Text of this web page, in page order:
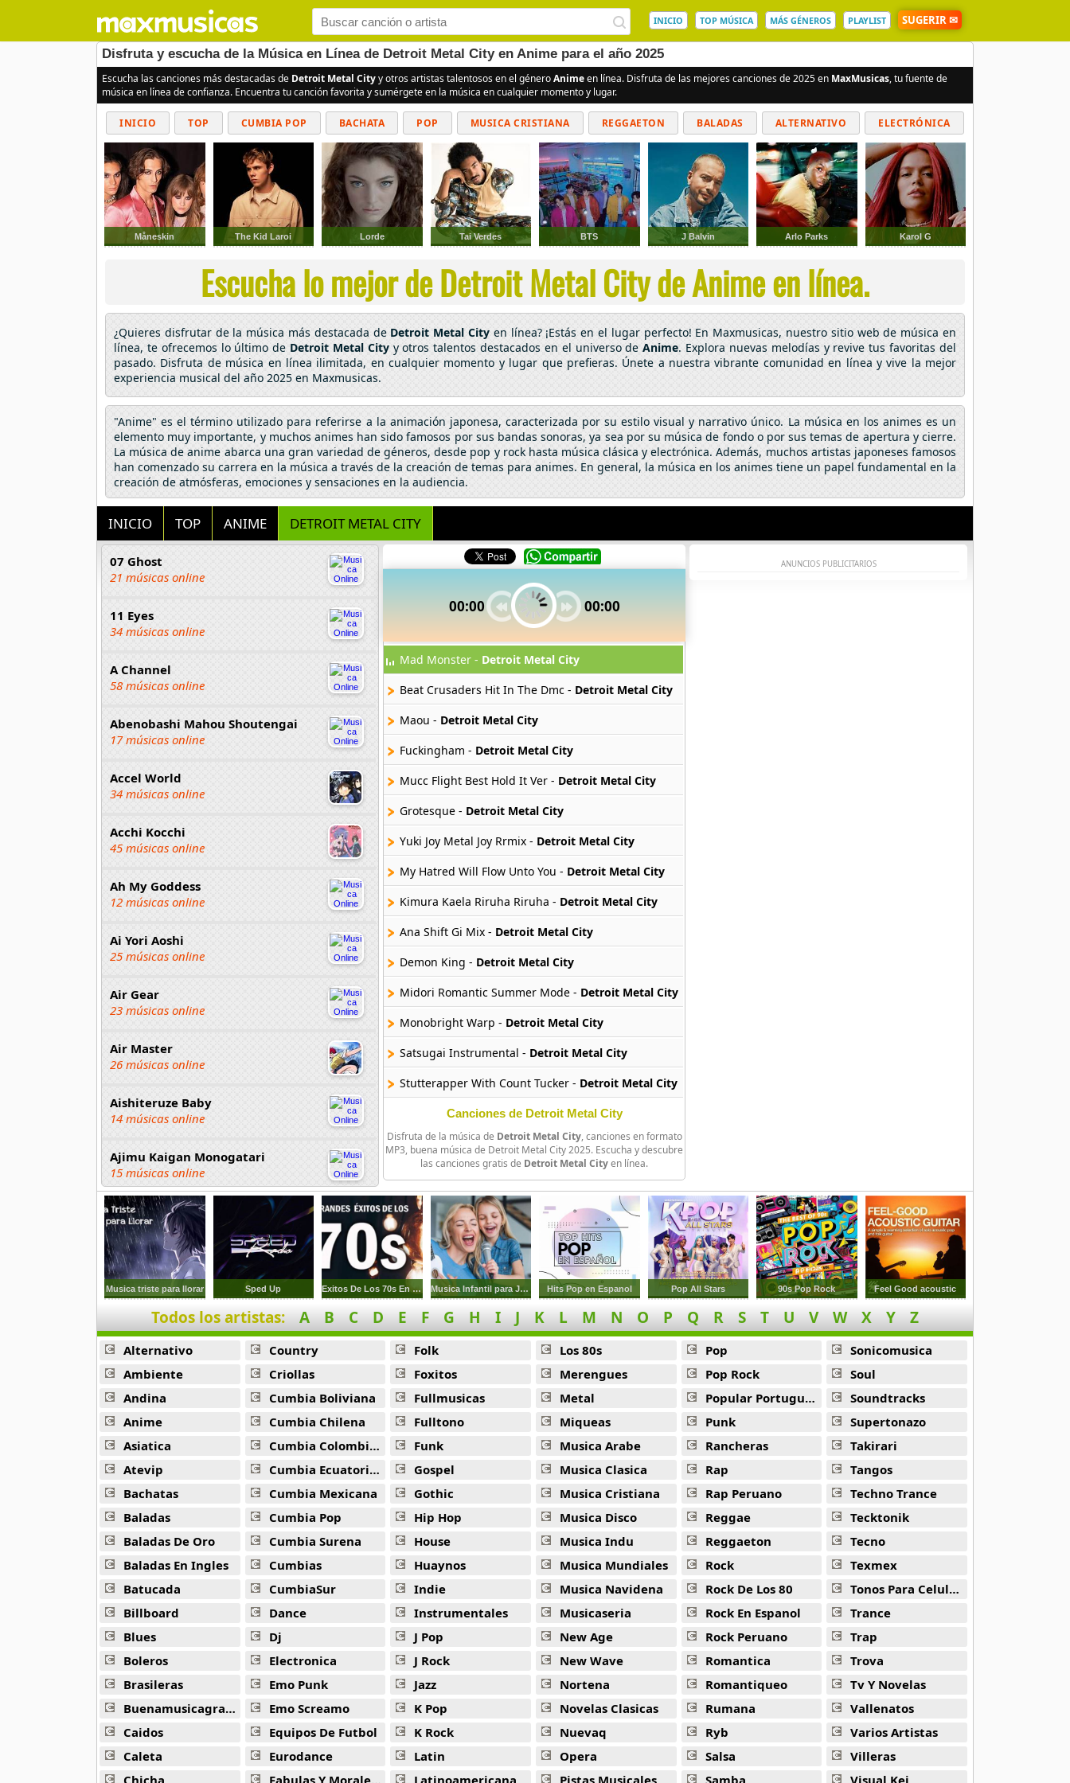
INICIO TOP MÚSICA MÁS GÉNEROS PLAYLIST SUGERIR ✉
Disfruta y escucha de la Música en Línea de Detroit Metal City en Anime para el año 2025
Escucha las canciones más destacadas de Detroit Metal Cityy otros artistas talentosos en el géneroAnimeen línea. Disfruta de las mejores canciones de 2025 en MaxMusicas, tu fuente de
música en línea de confianza. Encuentra tu canción favorita y sumérgete en la música en cualquier momento y lugar.
INICIO TOP CUMBIA POP BACHATA POP MUSICA CRISTIANA REGGAETON BALADAS ALTERNATIVO ELECTRÓNICA
CUMBIAS
Måneskin The Kid Laroi Lorde Tai Verdes BTS J Balvin Arlo Parks Karol G
Escucha lo mejor de Detroit Metal City de Anime en línea.
¿Quieres disfrutar de la música más destacada de Detroit Metal City en línea? ¡Estás en el lugar perfecto! En Maxmusicas, nuestro sitio web de música en
línea, te ofrecemos lo último de Detroit Metal Cityy otros talentos destacados en el universo deAnime. Explora nuevas melodías y revive tus favoritas del
pasado. Disfruta de música en línea ilimitada, en cualquier momento y lugar que prefieras. Únete a nuestra vibrante comunidad en línea y vive la mejor
experiencia musical del año 2025 en Maxmusicas.
"Anime" es el término utilizado para referirse a la animación japonesa, caracterizada por su estilo visual y narrativo único. La música en los animes es un
elemento muy importante, y muchos animes han sido famosos por sus bandas sonoras, ya sea por su música de fondo o por sus temas de apertura y cierre.
La música de anime abarca una gran variedad de géneros, desde pop y rock hasta música clásica y electrónica. Además, muchos artistas japoneses famosos
han comenzado su carrera en la música a través de la creación de temas para animes. En general, la música en los animes tiene un papel fundamental en la
creación de atmósferas, emociones y sensaciones en la audiencia.
INICIO TOP ANIME DETROIT METAL CITY
07 Ghost
21 músicas online
11 Eyes
34 músicas online
A Channel
58 músicas online
Abenobashi Mahou Shoutengai
17 músicas online
Accel World
34 músicas online
Acchi Kocchi
45 músicas online
Ah My Goddess
12 músicas online
Ai Yori Aoshi
25 músicas online
Air Gear
23 músicas online
Air Master
26 músicas online
Aishiteruze Baby
14 músicas online
Ajimu Kaigan Monogatari
15 músicas online
Akahori Gedou Hour Rabuge
29 músicas online
Akane Iro Ni Samoru Saka
26 músicas online
Akb0048
6 músicas online
Akikan
15 músicas online
Alejandro Arnais
3 músicas online
Amaenaideyo
26 músicas online
Amagami Ss
50 músicas online
Amatsuki
20 músicas online
Angel Beats
39 músicas online
36 músicas online
Angel Sanctuary
00:00 00:00
Mad Monster - Detroit Metal City
Beat Crusaders Hit In The Dmc - Detroit Metal City
Maou - Detroit Metal City
Fuckingham - Detroit Metal City
Mucc Flight Best Hold It Ver - Detroit Metal City
Grotesque - Detroit Metal City
Yuki Joy Metal Joy Rrmix - Detroit Metal City
My Hatred Will Flow Unto You - Detroit Metal City
Kimura Kaela Riruha Riruha - Detroit Metal City
Ana Shift Gi Mix - Detroit Metal City
Demon King - Detroit Metal City
Midori Romantic Summer Mode - Detroit Metal City
Monobright Warp - Detroit Metal City
Satsugai Instrumental - Detroit Metal City
Stutterapper With Count Tucker - Detroit Metal City
Deathpenis -Detroit Metal City
Kahimi Karie Le Cheval Blanc -Detroit Metal City
King Ghidora Heisei Restoration -
Detroit Metal City
Raspberry Kiss -Detroit Metal City
Sally My Love -Detroit Metal City
Thrash Killer -Detroit Metal City
Tommy February -Detroit Metal City
Wagdug Futuristic Unity -Detroit Metal City
Walk Home -
Detroit Metal City
Detroit Metal City
Satsugai -
Detroit Metal City
Canciones de Detroit Metal City
Disfruta de la música de Detroit Metal City, canciones en formato
MP3, buena música de Detroit Metal City 2025. Escucha y descubre
las canciones gratis de Detroit Metal Cityen línea.
ANUNCIOS PUBLICITARIOS
Musica triste para llorar Sped Up Exitos De Los 70s En Ingles Musica Infantil para Jugar y Cantar Hits Pop en Espanol Pop All Stars 90s Pop Rock Feel Good acoustic
Todos los artistas: A B C D E F G H I J K L M N O P Q R S T U V W X Y Z
Alternativo
Ambiente
Andina
Anime
Asiatica
Atevip
Bachatas
Baladas
Baladas De Oro
Baladas En Ingles
Batucada
Billboard
Blues
Boleros
Brasileras
Buenamusicagratis
Caidos
Caleta
Chicha
Country
Criollas
Cumbia Boliviana
Cumbia Chilena
Cumbia Colombiana
Cumbia Ecuatoriana
Cumbia Mexicana
Cumbia Pop
Cumbia Surena
Cumbias
CumbiaSur
Dance
Dj
Electronica
Emo Punk
Emo Screamo
Equipos De Futbol
Eurodance
Fabulas Y Moralejas
Folk
Foxitos
Fullmusicas
Fulltono
Funk
Gospel
Gothic
Hip Hop
House
Huaynos
Indie
Instrumentales
J Pop
J Rock
Jazz
K Pop
K Rock
Latin
Latinoamericana
Los 80s
Merengues
Metal
Miqueas
Musica Arabe
Musica Clasica
Musica Cristiana
Musica Disco
Musica Indu
Musica Mundiales
Musica Navidena
Musicaseria
New Age
New Wave
Nortena
Novelas Clasicas
Nuevaq
Opera
Pistas Musicales
Pop
Pop Rock
Popular Portuguesa
Punk
Rancheras
Rap
Rap Peruano
Reggae
Reggaeton
Rock
Rock De Los 80
Rock En Espanol
Rock Peruano
Romantica
Romantiqueo
Rumana
Ryb
Salsa
Samba
Sonicomusica
Soul
Soundtracks
Supertonazo
Takirari
Tangos
Techno Trance
Tecktonik
Tecno
Texmex
Tonos Para Celulares
Trance
Trap
Trova
Tv Y Novelas
Vallenatos
Varios Artistas
Villeras
Visual Kei